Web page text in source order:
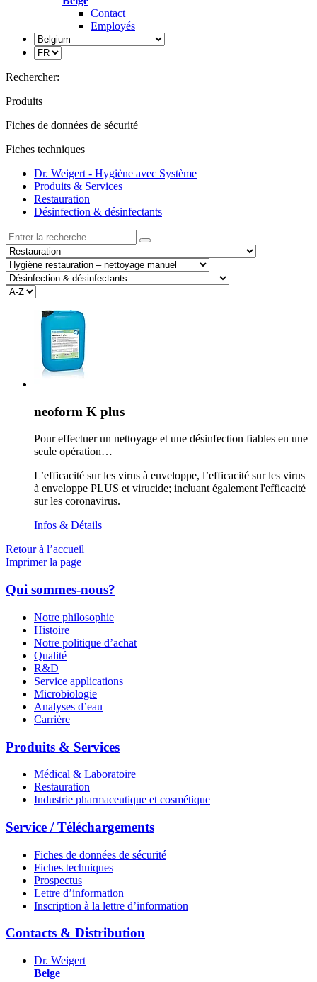
Contact
Employés
Rechercher:
Produits
Fiches de données de sécurité
Fiches techniques
Dr. Weigert - Hygiène avec Système
Produits & Services
Restauration
Désinfection & désinfectants
neoform K plus
Pour effectuer un nettoyage et une désinfection fiables en une
seule opération…
L’efficacité sur les virus à enveloppe, l’efficacité sur les virus
à enveloppe PLUS et virucide; incluant également l'efficacité
sur les coronavirus.
Infos & Détails
Retour à l’accueil
Imprimer la page
Qui sommes-nous?
Notre philosophie
Histoire
Notre politique d’achat
Qualité
R&D
Service applications
Microbiologie
Analyses d’eau
Carrière
Produits & Services
Médical & Laboratoire
Restauration
Industrie pharmaceutique et cosmétique
Service / Téléchargements
Fiches de données de sécurité
Fiches techniques
Prospectus
Lettre d’information
Inscription à la lettre d’information
Contacts & Distribution
Dr. Weigert
Belge